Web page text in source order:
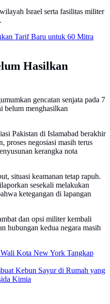
Israel serta fasilitas militer
Tarif Baru untuk 60 Mitra
Hasilkan
gencatan senjata pada 7
belum menghasilkan
Pakistan di Islamabad berakhir
proses negosiasi masih terus
kerangka nota
situasi keamanan tetap rapuh.
sesekali melakukan
ketegangan di lapangan
dan opsi militer kembali
hubungan kedua negara masih
Kota New York Tangkap
Kebun Sayur di Rumah yang
Kimia